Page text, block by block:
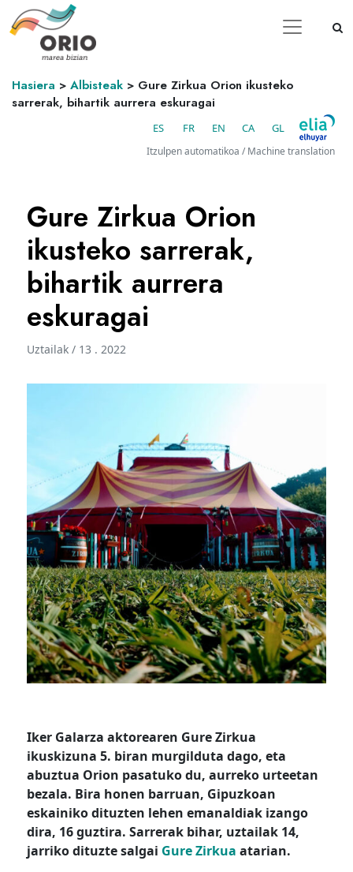
Hasiera > Albisteak > Gure Zirkua Orion ikusteko
sarrerak, bihartik aurrera eskuragai
ES FR EN CA GL
Itzulpen automatikoa / Machine translation
Gure Zirkua Orion
ikusteko sarrerak,
bihartik aurrera
eskuragai
Uztailak / 13 . 2022
Iker Galarza aktorearen Gure Zirkua
ikuskizuna 5. biran murgilduta dago, eta
abuztua Orion pasatuko du, aurreko urteetan
bezala. Bira honen barruan, Gipuzkoan
eskainiko dituzten lehen emanaldiak izango
dira, 16 guztira. Sarrerak bihar, uztailak 14,
jarriko dituzte salgai Gure Zirkua atarian.